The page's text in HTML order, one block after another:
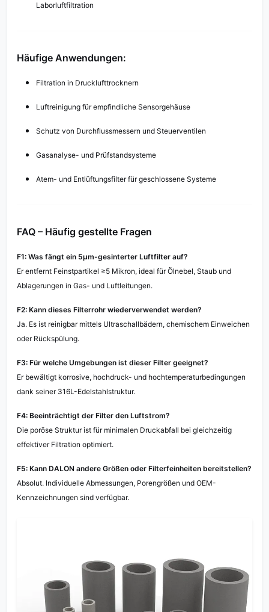
Laborluftfiltration
Häufige Anwendungen:
Filtration in Drucklufttrocknern
Luftreinigung für empfindliche Sensorgehäuse
Schutz von Durchflussmessern und Steuerventilen
Gasanalyse- und Prüfstandsysteme
Atem- und Entlüftungsfilter für geschlossene Systeme
FAQ – Häufig gestellte Fragen
F1: Was fängt ein 5µm-gesinterter Luftfilter auf?
Er entfernt Feinstpartikel ≥5 Mikron, ideal für Ölnebel, Staub und
Ablagerungen in Gas- und Luftleitungen.
F2: Kann dieses Filterrohr wiederverwendet werden?
Ja. Es ist reinigbar mittels Ultraschallbädern, chemischem Einweichen
oder Rückspülung.
F3: Für welche Umgebungen ist dieser Filter geeignet?
Er bewältigt korrosive, hochdruck- und hochtemperaturbedingungen
dank seiner 316L-Edelstahlstruktur.
F4: Beeinträchtigt der Filter den Luftstrom?
Die poröse Struktur ist für minimalen Druckabfall bei gleichzeitig
effektiver Filtration optimiert.
F5: Kann DALON andere Größen oder Filterfeinheiten bereitstellen?
Absolut. Individuelle Abmessungen, Porengrößen und OEM-
Kennzeichnungen sind verfügbar.